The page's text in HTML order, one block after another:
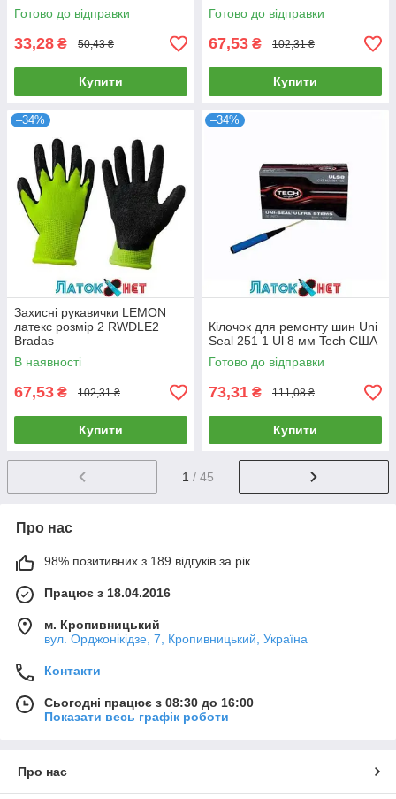
посадка 11,3 мм довжина 43
мм
Готово до відправки
33,28 ₴ 50,43 ₴
Купити
Готово до відправки
67,53 ₴ 102,31 ₴
Купити
–34%
Захисні рукавички LEMON
латекс розмір 2 RWDLE2
Bradas
В наявності
67,53 ₴ 102,31 ₴
Купити
–34%
Кілочок для ремонту шин Uni
Seal 251 1 Ul 8 мм Tech США
Готово до відправки
73,31 ₴ 111,08 ₴
Купити
1 / 45
Про нас
98% позитивних з 189 відгуків за рік
Працює з 18.04.2016
м. Кропивницький
вул. Орджонікідзе, 7, Кропивницький, Україна
Контакти
Сьогодні працює з 08:30 до 16:00
Показати весь графік роботи
Про нас